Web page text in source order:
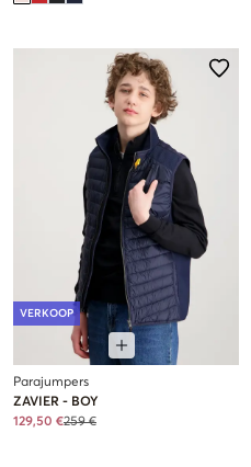
VERKOOP
Parajumpers
ZAVIER - BOY
129,50 €259 €